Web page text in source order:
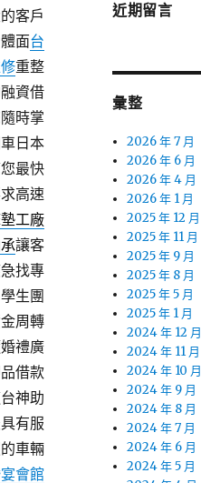
客戶
面台
重整
資借
時掌
日本
最快
高速
工廠
讓客
找專
生團
周轉
禮廣
借款
神助
有服
車輛
會館
近期留言
彙整
2026 年 7 月
2026 年 6 月
2026 年 4 月
2026 年 1 月
2025 年 12 月
2025 年 11 月
2025 年 9 月
2025 年 8 月
2025 年 5 月
2025 年 1 月
2024 年 12 月
2024 年 11 月
2024 年 10 月
2024 年 9 月
2024 年 8 月
2024 年 7 月
2024 年 6 月
2024 年 5 月